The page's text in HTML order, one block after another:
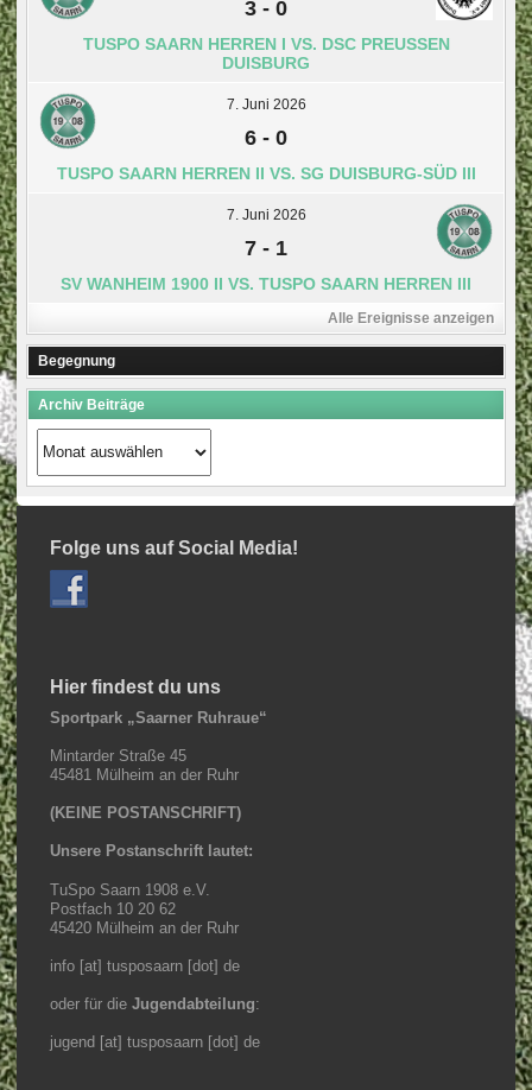
3 - 0
TUSPO SAARN HERREN I VS. DSC PREUSSEN D
UISBURG
7. Juni 2026
6 - 0
TUSPO SAARN HERREN II VS. SG DUISBURG-SÜD III
7. Juni 2026
7 - 1
SV WANHEIM 1900 II VS. TUSPO SAARN HERREN III
Alle Ereignisse anzeigen
Begegnung
Archiv Beiträge
Archiv
Beiträge
Folge uns auf Social Media!
Hier findest du uns
Sportpark „Saarner Ruhraue“
Mintarder Straße 45
45481 Mülheim an der Ruhr
(KEINE POSTANSCHRIFT)
Unsere Postanschrift lautet:
TuSpo Saarn 1908 e.V.
Postfach 10 20 62
45420 Mülheim an der Ruhr
info [at] tusposaarn [dot] de
oder für die Jugendabteilung:
jugend [at] tusposaarn [dot] de